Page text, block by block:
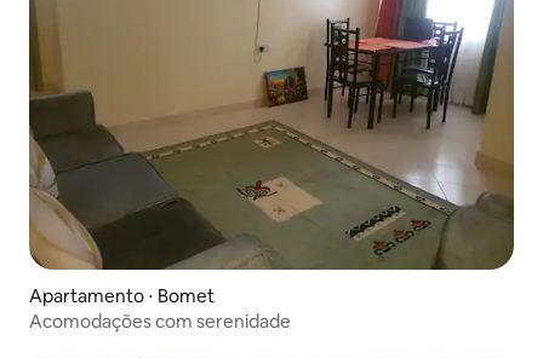
Apartamento ⋅ Bomet
Acomodações com serenidade